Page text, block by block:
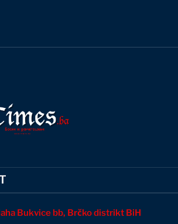
Bukvice bb, Brčko distrikt BiH